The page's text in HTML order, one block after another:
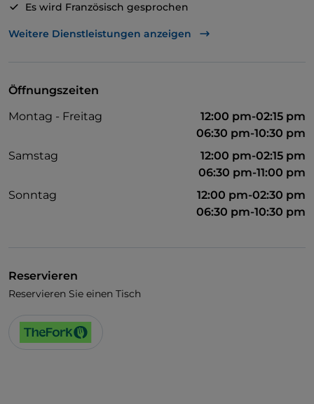
Es wird Französisch gesprochen
Es wird Spanisch gesprochen
Weitere Dienstleistungen anzeigen
Öffnungszeiten
Montag - Freitag
12:00 pm-02:15 pm
06:30 pm-10:30 pm
Samstag
12:00 pm-02:15 pm
06:30 pm-11:00 pm
Sonntag
12:00 pm-02:30 pm
06:30 pm-10:30 pm
Reservieren
Reservieren Sie einen Tisch